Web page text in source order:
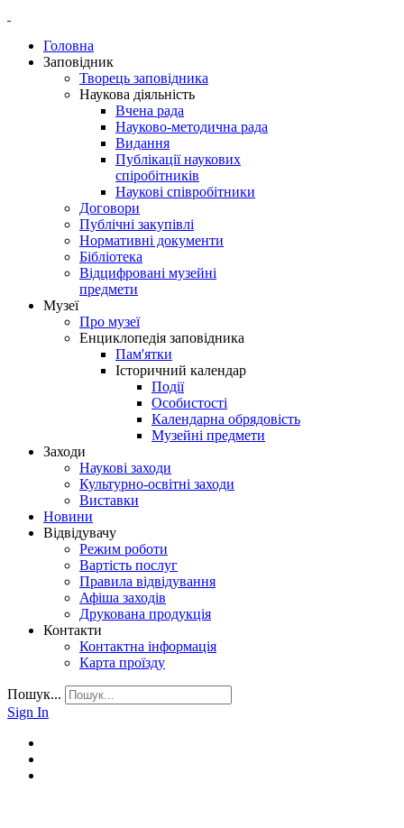
Головна
Заповідник
Творець заповідника
Наукова діяльність
Вчена рада
Науково-методична рада
Видання
Публікації наукових
спіробітників
Наукові співробітники
Договори
Публічні закупівлі
Нормативні документи
Бібліотека
Відцифровані музейні
предмети
Музеї
Про музеї
Енциклопедія заповідника
Пам'ятки
Історичний календар
Події
Особистості
Календарна обрядовість
Музейні предмети
Заходи
Наукові заходи
Культурно-освітні заходи
Виставки
Новини
Відвідувачу
Режим роботи
Вартість послуг
Правила відвідування
Афіша заходів
Друкована продукція
Контакти
Контактна інформація
Карта проїзду
Пошук...
Sign In